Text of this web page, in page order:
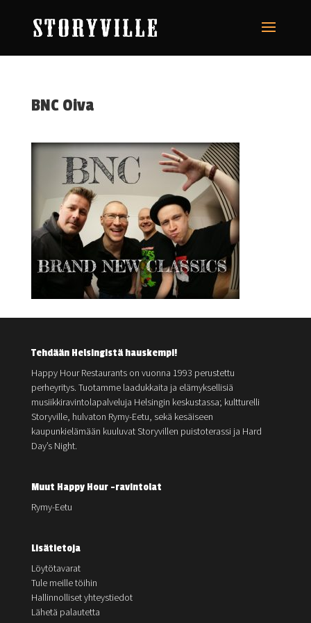
BNC Oiva
Tehdään Helsingistä hauskempi!
Happy Hour Restaurants on vuonna 1993 perustettu
perheyritys. Tuotamme laadukkaita ja elämyksellisiä
musiikkiravintolapalveluja Helsingin keskustassa; kultturelli
Storyville, hulvaton Rymy-Eetu, sekä kesäiseen
kaupunkielämään kuuluvat Storyvillen puistoterassi ja Hard
Day’s Night.
Muut Happy Hour -ravintolat
Rymy-Eetu
Lisätietoja
Löytötavarat
Tule meille töihin
Hallinnolliset yhteystiedot
Lähetä palautetta